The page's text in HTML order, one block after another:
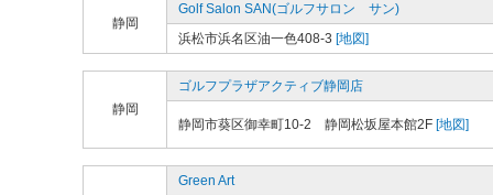
静岡
Golf Salon SAN(ゴルフサロン サン)
浜松市浜名区油一色408-3 [地図]
静岡
ゴルフプラザアクティブ静岡店
静岡市葵区御幸町10-2 静岡松坂屋本館2F [地図]
Green Art